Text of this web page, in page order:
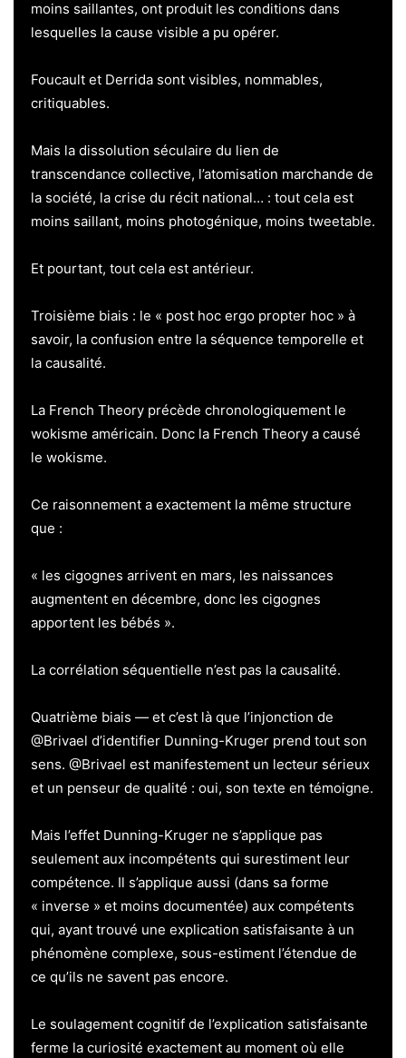
moins saillantes, ont produit les conditions dans
lesquelles la cause visible a pu opérer.
Foucault et Derrida sont visibles, nommables,
critiquables.
Mais la dissolution séculaire du lien de
transcendance collective, l’atomisation marchande de
la société, la crise du récit national… : tout cela est
moins saillant, moins photogénique, moins tweetable.
Et pourtant, tout cela est antérieur.
Troisième biais : le « post hoc ergo propter hoc » à
savoir, la confusion entre la séquence temporelle et
la causalité.
La French Theory précède chronologiquement le
wokisme américain. Donc la French Theory a causé
le wokisme.
Ce raisonnement a exactement la même structure
que :
« les cigognes arrivent en mars, les naissances
augmentent en décembre, donc les cigognes
apportent les bébés ».
La corrélation séquentielle n’est pas la causalité.
Quatrième biais — et c’est là que l’injonction de
@Brivael d’identifier Dunning-Kruger prend tout son
sens. @Brivael est manifestement un lecteur sérieux
et un penseur de qualité : oui, son texte en témoigne.
Mais l’effet Dunning-Kruger ne s’applique pas
seulement aux incompétents qui surestiment leur
compétence. Il s’applique aussi (dans sa forme
« inverse » et moins documentée) aux compétents
qui, ayant trouvé une explication satisfaisante à un
phénomène complexe, sous-estiment l’étendue de
ce qu’ils ne savent pas encore.
Le soulagement cognitif de l’explication satisfaisante
ferme la curiosité exactement au moment où elle